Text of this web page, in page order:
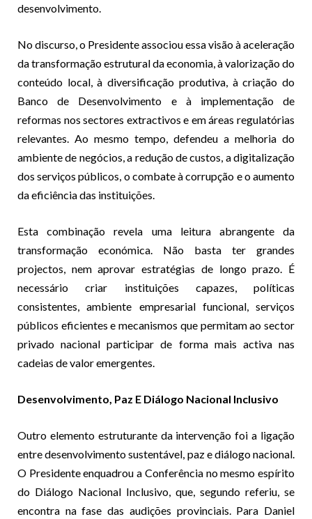
desenvolvimento.
No discurso, o Presidente associou essa visão à aceleração
da transformação estrutural da economia, à valorização do
conteúdo local, à diversificação produtiva, à criação do
Banco de Desenvolvimento e à implementação de
reformas nos sectores extractivos e em áreas regulatórias
relevantes. Ao mesmo tempo, defendeu a melhoria do
ambiente de negócios, a redução de custos, a digitalização
dos serviços públicos, o combate à corrupção e o aumento
da eficiência das instituições.
Esta combinação revela uma leitura abrangente da
transformação económica. Não basta ter grandes
projectos, nem aprovar estratégias de longo prazo. É
necessário criar instituições capazes, políticas
consistentes, ambiente empresarial funcional, serviços
públicos eficientes e mecanismos que permitam ao sector
privado nacional participar de forma mais activa nas
cadeias de valor emergentes.
Desenvolvimento, Paz E Diálogo Nacional Inclusivo
Outro elemento estruturante da intervenção foi a ligação
entre desenvolvimento sustentável, paz e diálogo nacional.
O Presidente enquadrou a Conferência no mesmo espírito
do Diálogo Nacional Inclusivo, que, segundo referiu, se
encontra na fase das audições provinciais. Para Daniel